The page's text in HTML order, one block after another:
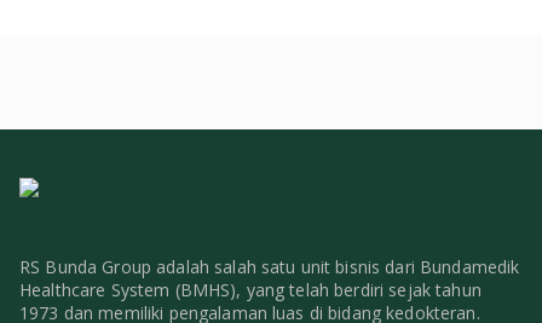
RS Bunda Group adalah salah satu unit bisnis dari Bundamedik
Healthcare System (BMHS), yang telah berdiri sejak tahun
1973 dan memiliki pengalaman luas di bidang kedokteran.